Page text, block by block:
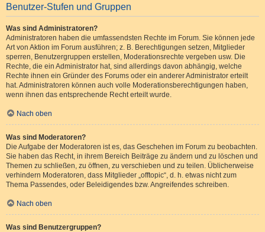
Benutzer-Stufen und Gruppen
Was sind Administratoren?
Administratoren haben die umfassendsten Rechte im Forum. Sie können jede
Art von Aktion im Forum ausführen; z. B. Berechtigungen setzen, Mitglieder
sperren, Benutzergruppen erstellen, Moderationsrechte vergeben usw. Die
Rechte, die ein Administrator hat, sind allerdings davon abhängig, welche
Rechte ihnen ein Gründer des Forums oder ein anderer Administrator erteilt
hat. Administratoren können auch volle Moderationsberechtigungen haben,
wenn ihnen das entsprechende Recht erteilt wurde.
Nach oben
Was sind Moderatoren?
Die Aufgabe der Moderatoren ist es, das Geschehen im Forum zu beobachten.
Sie haben das Recht, in ihrem Bereich Beiträge zu ändern und zu löschen und
Themen zu schließen, zu öffnen, zu verschieben und zu teilen. Üblicherweise
verhindern Moderatoren, dass Mitglieder „offtopic“, d. h. etwas nicht zum
Thema Passendes, oder Beleidigendes bzw. Angreifendes schreiben.
Nach oben
Was sind Benutzergruppen?